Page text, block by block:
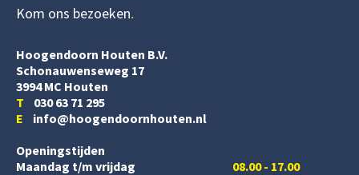
Kom ons bezoeken
Hoogendoorn Houten B.V.
Schonauwenseweg 17
3994 MC Houten
T 030 63 71 295
E info@hoogendoornhouten.nl
Openingstijden
Maandag t/m vrijdag
08.00 - 17.00